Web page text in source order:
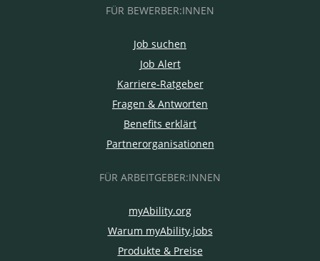
FÜR BEWERBER:INNEN
Job suchen
Job Alert
Karriere-Ratgeber
Fragen & Antworten
Benefits erklärt
Partnerorganisationen
FÜR ARBEITGEBER:INNEN
myAbility.org
Warum myAbility.jobs
Produkte & Preise